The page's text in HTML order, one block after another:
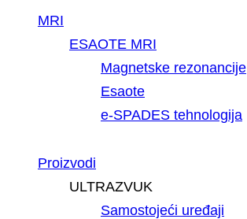
MRI
ESAOTE MRI
Magnetske rezonancije
Esaote
e-SPADES tehnologija
Proizvodi
ULTRAZVUK
Samostojeći uređaji